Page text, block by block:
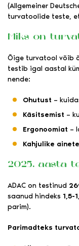
(Allgemeiner
turvatoolide teste,
Miks on
Õige turvatool võib
testib igal aastal
nende:
Ohutust –
Käsitsemist –
Ergonoomiat –
Kahjulike
2025. aasta
ADAC on testinud
saanud hindeks 1,5-
parim).
Parimadteks